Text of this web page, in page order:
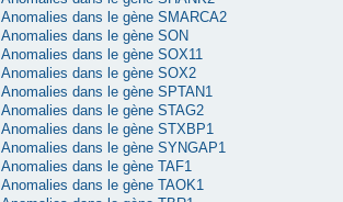
Anomalies dans le gène SMARCA2
Anomalies dans le gène SON
Anomalies dans le gène SOX11
Anomalies dans le gène SOX2
Anomalies dans le gène SPTAN1
Anomalies dans le gène STAG2
Anomalies dans le gène STXBP1
Anomalies dans le gène SYNGAP1
Anomalies dans le gène TAF1
Anomalies dans le gène TAOK1